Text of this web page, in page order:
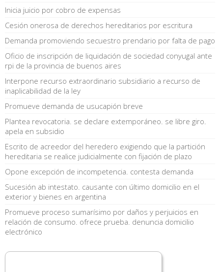
Inicia juicio por cobro de expensas
Cesión onerosa de derechos hereditarios por escritura
Demanda promoviendo secuestro prendario por falta de pago
Oficio de inscripción de liquidación de sociedad conyugal ante
rpi de la provincia de buenos aires
Interpone recurso extraordinario subsidiario a recurso de
inaplicabilidad de la ley
Promueve demanda de usucapión breve
Plantea revocatoria. se declare extemporáneo. se libre giro.
apela en subsidio
Escrito de acreedor del heredero exigiendo que la partición
hereditaria se realice judicialmente con fijación de plazo
Opone excepción de incompetencia. contesta demanda
Sucesión ab intestato. causante con último domicilio en el
exterior y bienes en argentina
Promueve proceso sumarísimo por daños y perjuicios en
relación de consumo. ofrece prueba. denuncia domicilio
electrónico